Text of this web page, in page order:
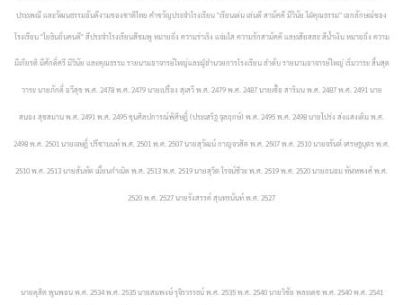
ประเพณี และวัฒนธรรมอันดีงามของชาติไทย คำขวัญประจำโรงเรียน "เรียนเด่น เล่นดี สามัคคี มีวินัย ใฝ่คุณธรรม" เอกลักษณ์ของ
โรงเรียน "โยธินถิ่นคนดี" สีประจำโรงเรียนสีชมพู หมายถึง ความร่าเริง แจ่มใส ความรักสามัคคี และเสียสละ สีน้ำเงิน หมายถึง ความ
มีเกียรติ มีศักดิ์ศรี มีวินัย และคุณธรรมรายนามอาจารย์ใหญ่และผู้อำนวยการโรงเรียน ลำดับ รายนามอาจารย์ใหญ่เริ่มวาระ สิ้นสุด
วาระ นายภักดิ์ ฉวีสุข พ.ศ. 2478 พ.ศ. 2479 นายเปรื่อง สุเสวี พ.ศ. 2479 พ.ศ. 2487 นายเชื้อ สาริมน พ.ศ. 2487 พ.ศ. 2491 นาย
สนอง สุขสมานพ.ศ. 2491 พ.ศ. 2495 ขุนศิลปการณ์พิศิษฏิ์ (ประเสริฐ จุลฤกษ์) พ.ศ. 2495 พ.ศ. 2498 นายโปร่ง ส่งแสงเดิม พ.ศ.
2498 พ.ศ. 2501 นายเจษฏิ์ ปรีชานนท์ พ.ศ. 2501 พ.ศ. 2507 นายสุวัฒน์ กาญจวสิต พ.ศ. 2507 พ.ศ. 2510 นายจรันต์ เศรษฐบุตร พ.ศ.
2510 พ.ศ. 2513 นายสันทัด เมี้ยนกำเนิด พ.ศ. 2513 พ.ศ. 2519 นายสุวิต โรจน์ชีวะพ.ศ. 2519 พ.ศ. 2520 นายถนอม ทัฬหพงศ์ พ.ศ.
2520 พ.ศ. 2527 นายรังสรรค์ สุนทรนันท์ พ.ศ. 2527
นายดุสิต พูนพอน พ.ศ. 2534 พ.ศ. 2535 นายสมพงษ์ รุจิรวรรธน์ พ.ศ. 2535 พ.ศ. 2540 นายวิชัย พละเดช พ.ศ. 2540 พ.ศ. 2541